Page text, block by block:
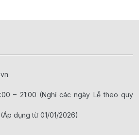
– 21:00 (Nghỉ các ngày Lễ theo quy
dụng từ 01/01/2026)